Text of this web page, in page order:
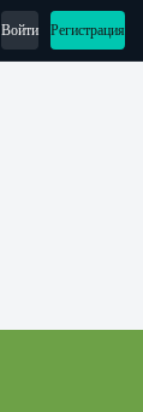
Войти Регистрация